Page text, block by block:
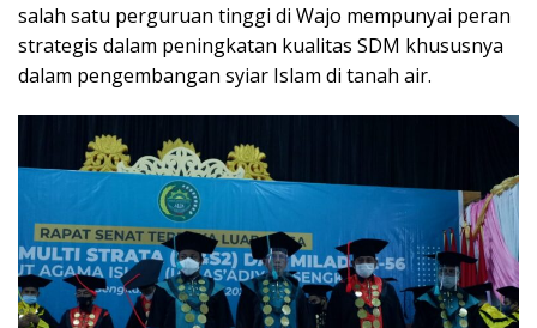
salah satu perguruan tinggi di Wajo mempunyai peran
strategis dalam peningkatan kualitas SDM khususnya
dalam pengembangan syiar Islam di tanah air.